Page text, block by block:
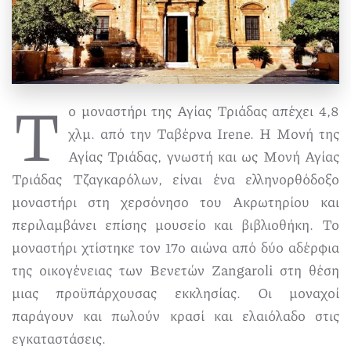
Τ ο μοναστήρι της Αγίας Τριάδας απέχει 4,8
χλμ. από την Ταβέρνα Irene. Η Μονή της
Αγίας Τριάδας, γνωστή και ως Μονή Αγίας
Τριάδας Τζαγκαρόλων, είναι ένα ελληνορθόδοξο
μοναστήρι στη χερσόνησο του Ακρωτηρίου και
περιλαμβάνει επίσης μουσείο και βιβλιοθήκη. Το
μοναστήρι χτίστηκε τον 17ο αιώνα από δύο αδέρφια
της οικογένειας των Βενετών Zangaroli στη θέση
μιας προϋπάρχουσας εκκλησίας. Οι μοναχοί
παράγουν και πωλούν κρασί και ελαιόλαδο στις
εγκαταστάσεις.